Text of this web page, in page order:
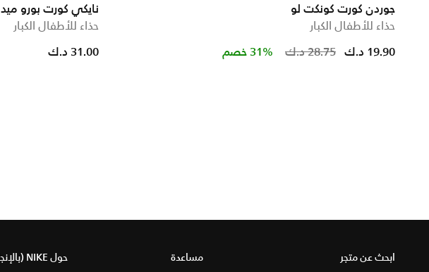
جوردن كورت كونكت لو
حذاء للأطفال الكبار
Price reduced
28.75 د.ك to
19.90 د.ك 31% خصم
نايكي كورت بورو ميد 2
حذاء للأطفال الكبار
31.00 د.ك
ابحث عن متجر مساعدة حول NIKE (بالإنجليزية)